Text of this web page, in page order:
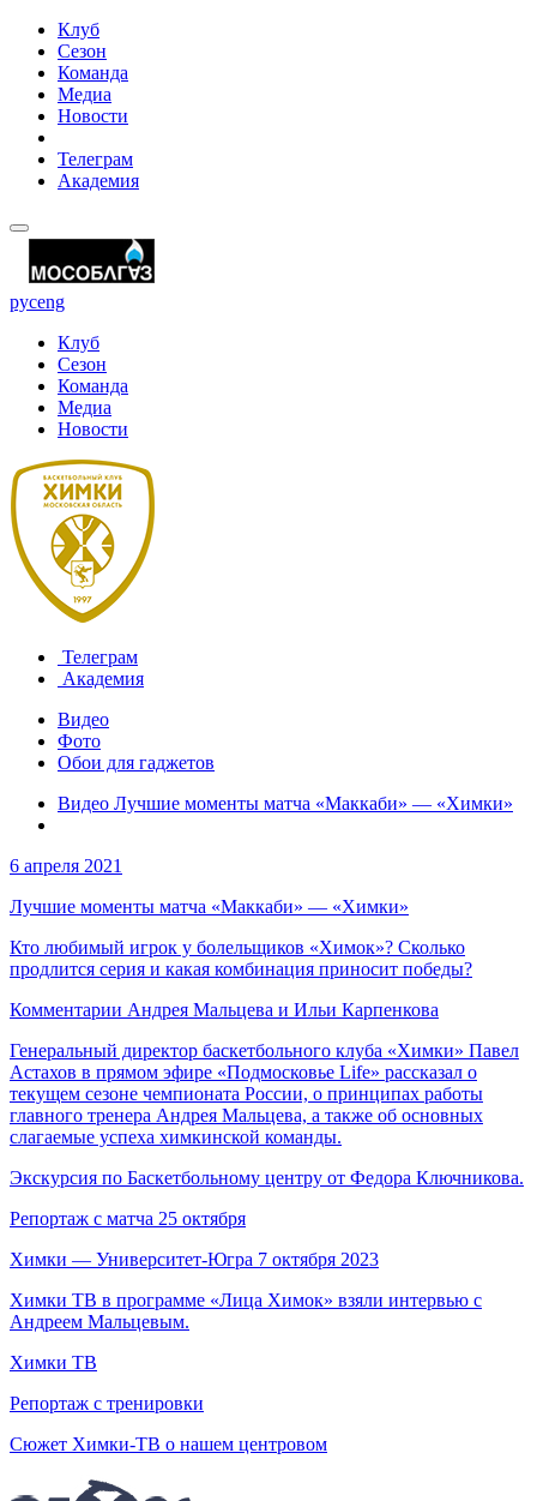
Клуб
Сезон
Команда
Медиа
Новости
Телеграм
Академия
русeng
Клуб
Сезон
Команда
Медиа
Новости
Телеграм
Академия
Видео
Фото
Обои для гаджетов
Видео Лучшие моменты матча «Маккаби» — «Химки»
6 апреля 2021
Лучшие моменты матча «Маккаби» — «Химки»
Кто любимый игрок у болельщиков «Химок»? Сколько
продлится серия и какая комбинация приносит победы?
Комментарии Андрея Мальцева и Ильи Карпенкова
Генеральный директор баскетбольного клуба «Химки» Павел
Астахов в прямом эфире «Подмосковье Life» рассказал о
текущем сезоне чемпионата России, о принципах работы
главного тренера Андрея Мальцева, а также об основных
слагаемые успеха химкинской команды.
Экскурсия по Баскетбольному центру от Федора Ключникова.
Репортаж с матча 25 октября
Химки — Университет-Югра 7 октября 2023
Химки ТВ в программе «Лица Химок» взяли интервью с
Андреем Мальцевым.
Химки ТВ
Репортаж с тренировки
Сюжет Химки-ТВ о нашем центровом